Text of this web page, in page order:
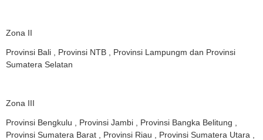
Zona II
Provinsi Bali , Provinsi NTB , Provinsi Lampungm dan Provinsi
Sumatera Selatan
Zona III
Provinsi Bengkulu , Provinsi Jambi , Provinsi Bangka Belitung ,
Provinsi Sumatera Barat , Provinsi Riau , Provinsi Sumatera Utara ,